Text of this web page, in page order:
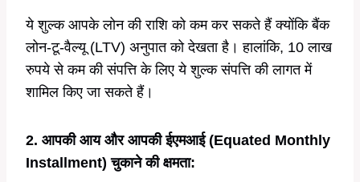
ये शुल्क आपके लोन की राशि को कम कर सकते हैं क्योंकि बैंक
लोन-टू-वैल्यू (LTV) अनुपात को देखता है। हालांकि, 10 लाख
रुपये से कम की संपत्ति के लिए ये शुल्क संपत्ति की लागत में
शामिल किए जा सकते हैं।
2. आपकी आय और आपकी ईएमआई (Equated Monthly
Installment) चुकाने की क्षमता: